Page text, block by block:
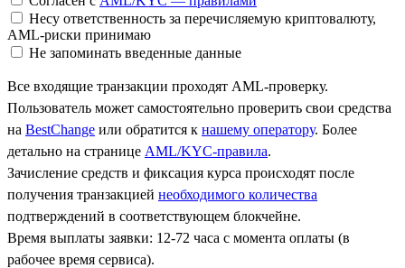
Несу ответственность за перечисляемую криптовалюту,
AML-риски принимаю
Не запоминать введенные данные
Все входящие транзакции проходят AML-проверку.
Пользователь может самостоятельно проверить свои средства
на BestChange или обратится к нашему оператору. Более
детально на странице AML/KYC-правила.
Зачисление средств и фиксация курса происходят после
получения транзакцией необходимого количества
подтверждений в соответствующем блокчейне.
Время выплаты заявки: 12-72 часа с момента оплаты (в
рабочее время сервиса).